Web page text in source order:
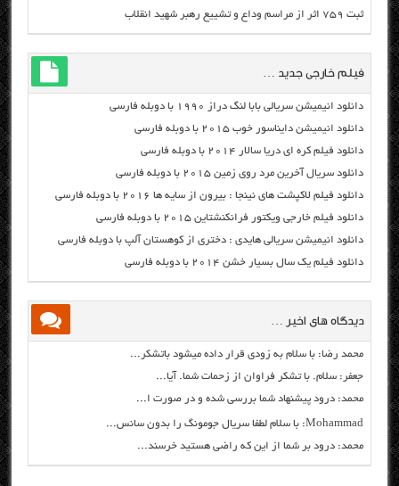
ثبت ۷۵۹ اثر از مراسم وداع و تشییع رهبر شهید انقلاب
فیلم خارجی جدید …
دانلود انیمیشن سریالی بابا لنگ دراز ۱۹۹۰ با دوبله فارسی
دانلود انیمیشن دایناسور خوب ۲۰۱۵ با دوبله فارسی
دانلود فیلم کره ای دریا سالار ۲۰۱۴ با دوبله فارسی
دانلود سریال آخرین مرد روی زمین ۲۰۱۵ با دوبله فارسی
دانلود فیلم لاکپشت های نینجا : بیرون از سایه ها ۲۰۱۶ با دوبله فارسی
دانلود فیلم خارجی ویکتور فرانکنشتاین ۲۰۱۵ با دوبله فارسی
دانلود انیمیشن سریالی هایدی : دختری از کوهستان آلپ با دوبله فارسی
دانلود فیلم یک سال بسیار خشن ۲۰۱۴ با دوبله فارسی
دیدگاه های اخیر …
محمد رضا: با سلام به زودی قرار داده میشود باتشکر...
جعفر: سلام. با تشکر فراوان از زحمات شما. آیا...
محمد: درود پیشنهاد شما بررسی شده و در صورت ا...
Mohammad: با سلام لطفا سریال جومونگ را بدون سانس...
محمد: درود بر شما از این که راضی هستید خرسند...